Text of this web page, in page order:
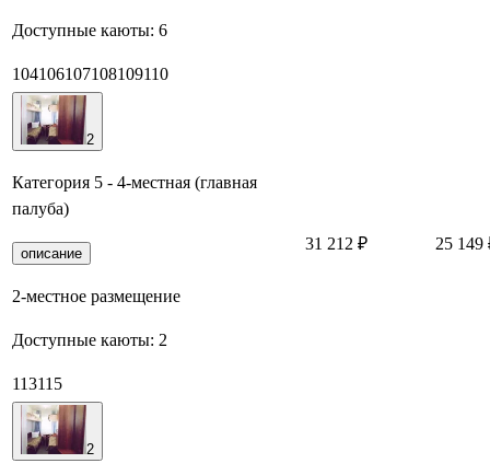
Доступные каюты: 6
104106107108109110
2
Категория 5 - 4-местная (главная
палуба)
описание
2-местное размещение
Доступные каюты: 2
113115
31 212 ₽ 25 149
2